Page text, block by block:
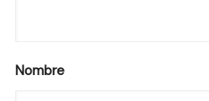
Nombre